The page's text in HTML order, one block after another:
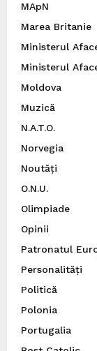
MApN
Marea Britanie
Ministerul
Ministerul
Moldova
Muzică
N.A.T.O.
Norvegia
Noutăți
O.N.U.
Olimpiade
Opinii
Patronatul
Personalități
Politică
Polonia
Portugalia